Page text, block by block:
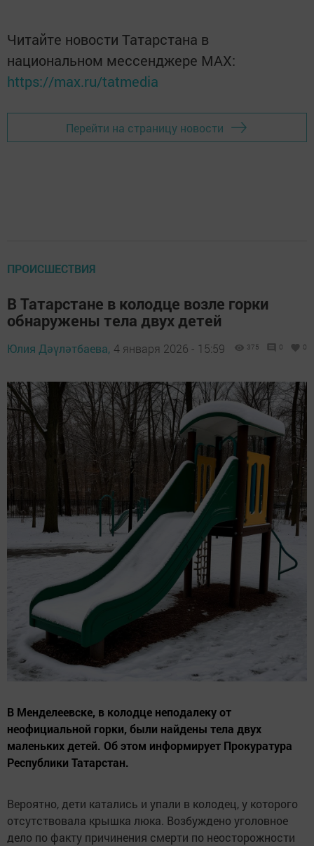
Читайте новости Татарстана в
национальном мессенджере MАХ:
https://max.ru/tatmedia
Перейти на страницу новости
ПРОИСШЕСТВИЯ
В Татарстане в колодце возле горки
обнаружены тела двух детей
Юлия Дәүләтбаева, 4 января 2026 - 15:59 375 0 0
В Менделеевске, в колодце неподалеку от
неофициальной горки, были найдены тела двух
маленьких детей. Об этом информирует Прокуратура
Республики Татарстан.
Вероятно, дети катались и упали в колодец, у которого
отсутствовала крышка люка. Возбуждено уголовное
дело по факту причинения смерти по неосторожности